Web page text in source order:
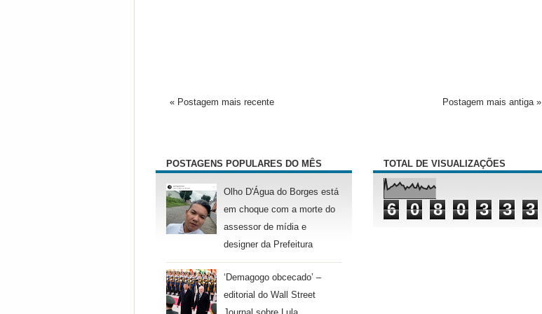
« Postagem mais recente Postagem mais antiga »
POSTAGENS POPULARES DO MÊS
Olho D'Água do Borges está
em choque com a morte do
assessor de mídia e
designer da Prefeitura
‘Demagogo obcecado’ –
editorial do Wall Street
TOTAL DE VISUALIZAÇÕES
6 0 8 0 3 3 3